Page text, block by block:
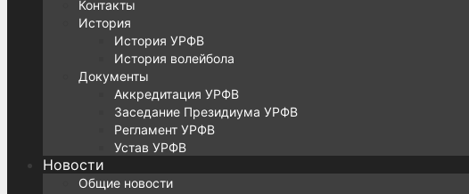
Контакты
История
История УРФВ
История волейбола
Документы
Аккредитация УРФВ
Заседание Президиума УРФВ
Регламент УРФВ
Устав УРФВ
Новости
Общие новости